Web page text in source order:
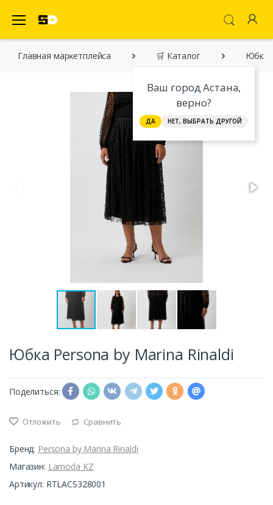
Ваш город Астана,
верно?
ДА НЕТ, ВЫБРАТЬ ДРУГОЙ
Главная марĸетплейса 🛒 Каталог Юбка
Юбка Persona by Marina Rinaldi
Поделиться:
Отложить Сравнить
Бренд: Persona by Marina Rinaldi
Магазин: Lamoda KZ
Артикул: RTLACS328001